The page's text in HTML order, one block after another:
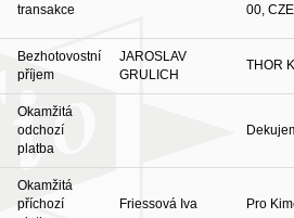
transakce
00,
Bezhotovostní
příjem
JAROSLAV
GRULICH
THOR
Okamžitá
odchozí
platba
Okamžitá
příchozí
Friessová Iva Pro